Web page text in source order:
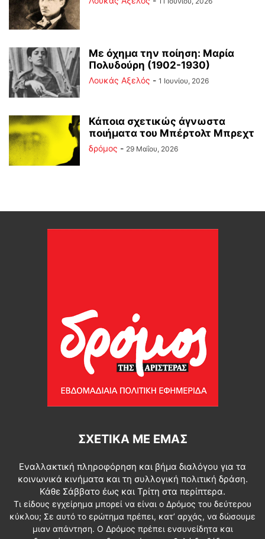
Με όχημα την ποίηση: Μαρία
Πολυδούρη (1902-1930)
Λουκάς Αξελός - 1 Ιουνίου, 2026
Κάποια σχετικώς άγνωστα
ποιήματα του Μπέρτολτ Μπρεχτ
δρόμος - 29 Μαΐου, 2026
ΣΧΕΤΙΚΆ ΜΕ ΕΜΆΣ
Εναλλακτική πληροφόρηση και βήμα διαλόγου για τα
κοινωνικά κινήματα και τη συλλογική πολιτική δράση.
Κάθε Σάββατο έως και Τρίτη στα περίπτερα.
Τι είδους εγχείρημα μπορεί να είναι ο Δρόμος του δεύτερου
κύκλου; Σε αυτό το ερώτημα πρέπει, κατ’ αρχάς, να δώσουμε
μιαν απάντηση. Ο Δρόμος πρέπει ενσυνείδητα και